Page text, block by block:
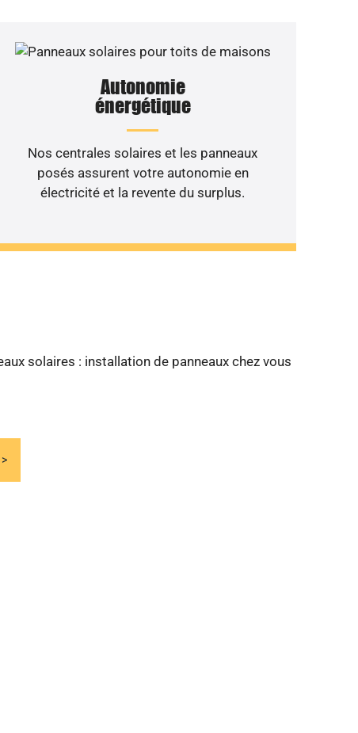
Autonomie
énergétique
Nos centrales solaires et les panneaux
posés assurent votre autonomie en
électricité et la revente du surplus.